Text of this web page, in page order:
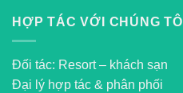
HỢP TÁC VỚI CHÚNG TÔI
Đối tác: Resort – khách sạn
Đại lý hợp tác & phân phối